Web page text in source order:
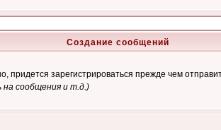
Создание сообщений
зарегистрироваться прежде чем
сообщения и т.д.)